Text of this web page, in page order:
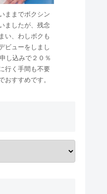
ままでボクシン
ましたが、残念
い、わしボクも
ビューをしまし
し込みで２０％
行く手間も不要
おすすめです。